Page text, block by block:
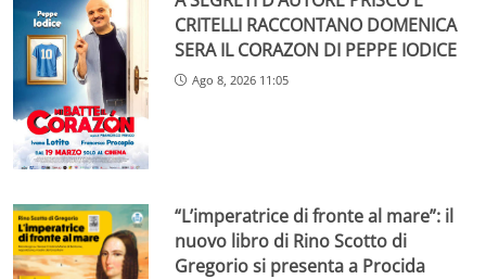
CRITELLI RACCONTANO DOMENICA
SERA IL CORAZON DI PEPPE IODICE
Ago 8, 2026 11:05
“L’imperatrice di fronte al mare”: il
nuovo libro di Rino Scotto di
Gregorio si presenta a Procida